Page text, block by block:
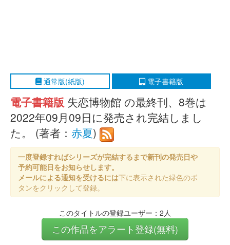
通常版(紙版) 電子書籍版
電子書籍版 失恋博物館 の最終刊、8巻は
2022年09月09日に発売され完結しまし
た。 (著者： 赤夏)
一度登録すればシリーズが完結するまで新刊の発売日や
予約可能日をお知らせします。
メールによる通知を受けるには下に表示された緑色のボ
タンをクリックして登録。
このタイトルの登録ユーザー：2人
この作品をアラート登録(無料)